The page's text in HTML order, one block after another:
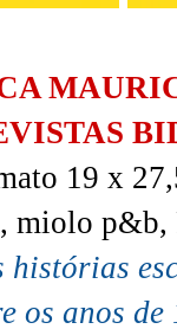
19 x
miolo
os anos